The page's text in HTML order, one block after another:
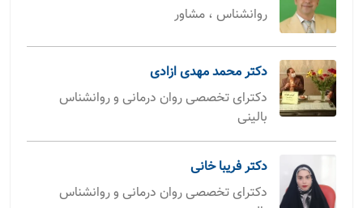
روانشناس ، مشاور
دکتر محمد مهدی ازادی
دکترای تخصصی روان درمانی و روانشناس
بالینی
دکتر فریبا خانی
دکترای تخصصی روان درمانی و روانشناس